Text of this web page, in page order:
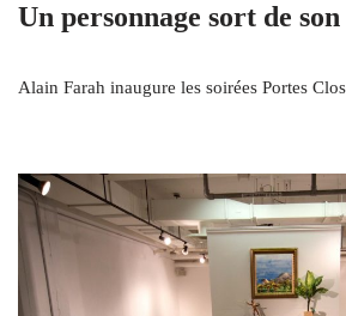
Un personnage sort de
Alain Farah inaugure les soirées Portes